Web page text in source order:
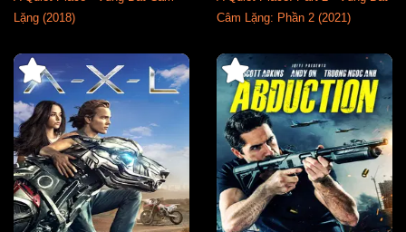
Lặng (2018)
Câm Lặng: Phần 2 (2021)